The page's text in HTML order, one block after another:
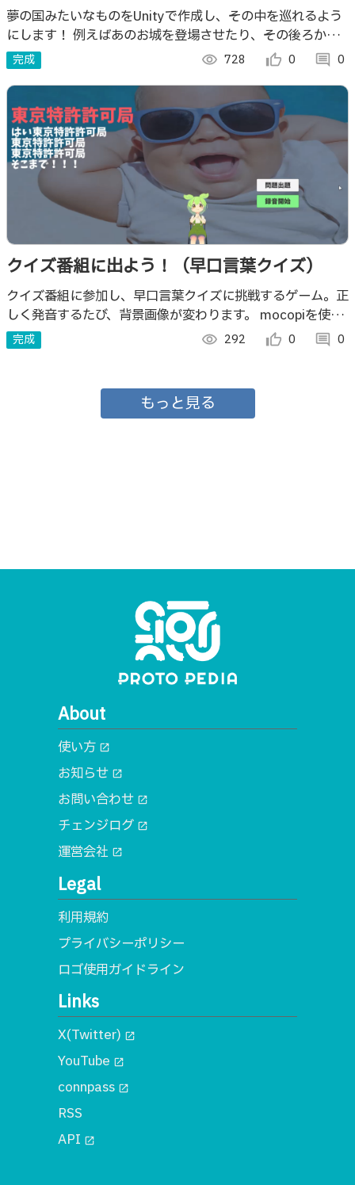
夢の国みたいなものをUnityで作成し、その中を巡れるよう
にします！ 例えばあのお城を登場させたり、その後ろから
花火を出したり、等身大のキャラクター（動物みたいな）も
のとしゃべったり……！！
完成 visibility 728 thumb_up_alt 0 comment 0
クイズ番組に出よう！（早口言葉クイズ）
クイズ番組に参加し、早口言葉クイズに挑戦するゲーム。正
しく発音するたび、背景画像が変わります。 mocopiを使用
し、まるでクイズ番組に参加しているような没入感を味わお
う！
完成 visibility 292 thumb_up_alt 0 comment 0
もっと見る
About
使い方 open_in_new
お知らせ open_in_new
お問い合わせ open_in_new
チェンジログ open_in_new
運営会社 open_in_new
Legal
利用規約
プライバシーポリシー
ロゴ使用ガイドライン
Links
X(Twitter) open_in_new
YouTube open_in_new
connpass open_in_new
RSS
API open_in_new